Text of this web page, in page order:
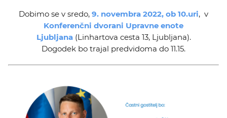
Dobimo se v sredo, 9. novembra 2022, ob 10.uri, v
Konferenčni dvorani Upravne enote
Ljubljana(Linhartova cesta 13, Ljubljana).
Dogodek bo trajal predvidoma do 11.15.